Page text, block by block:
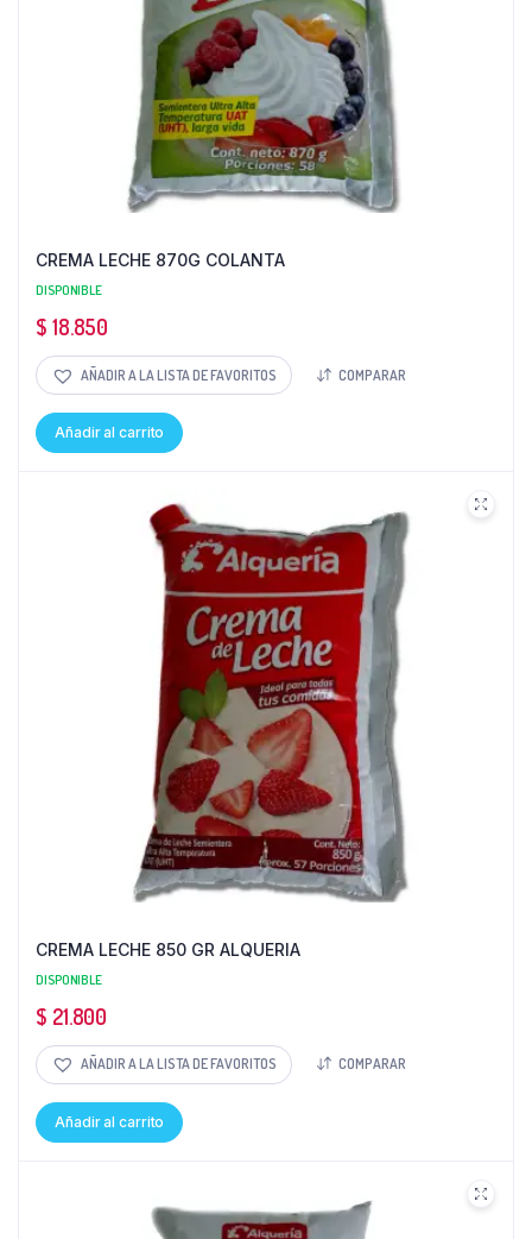
CREMA LECHE 870G COLANTA
DISPONIBLE
$ 18.850
AÑADIR A LA LISTA DE FAVORITOS COMPARAR
Añadir al carrito
CREMA LECHE 850 GR ALQUERIA
DISPONIBLE
$ 21.800
AÑADIR A LA LISTA DE FAVORITOS COMPARAR
Añadir al carrito